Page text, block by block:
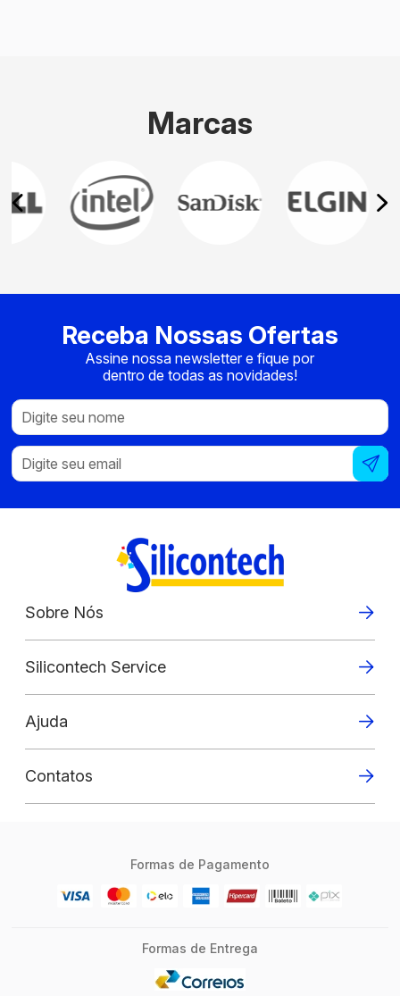
Marcas
Receba Nossas Ofertas
Assine nossa newsletter e fique por
dentro de todas as novidades!
Sobre Nós
Silicontech Service
Ajuda
Contatos
Formas de Pagamento
Formas de Entrega